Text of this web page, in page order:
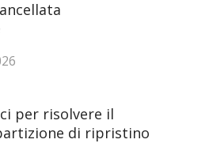
per risolvere il
di ripristino